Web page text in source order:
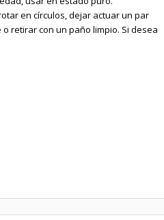
en círculos, dejar actuar un par
retirar con un paño limpio. Si desea